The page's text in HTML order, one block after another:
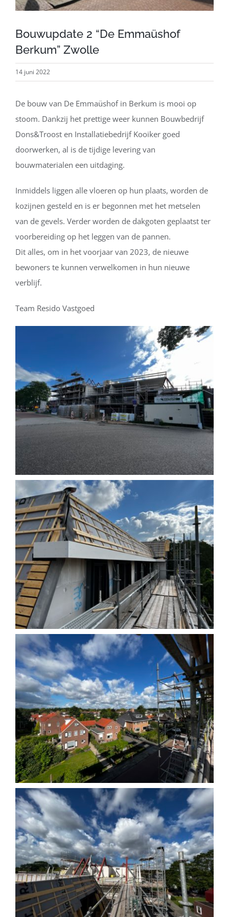
Bouwupdate 2 “De Emmaüshof
Berkum” Zwolle
14 juni 2022
De bouw van De Emmaüshof in Berkum is mooi op
stoom. Dankzij het prettige weer kunnen Bouwbedrijf
Dons&Troost en Installatiebedrijf Kooiker goed
doorwerken, al is de tijdige levering van
bouwmaterialen een uitdaging.
Inmiddels liggen alle vloeren op hun plaats, worden de
kozijnen gesteld en is er begonnen met het metselen
van de gevels. Verder worden de dakgoten geplaatst ter
voorbereiding op het leggen van de pannen.
Dit alles, om in het voorjaar van 2023, de nieuwe
bewoners te kunnen verwelkomen in hun nieuwe
verblijf.
Team Resido Vastgoed